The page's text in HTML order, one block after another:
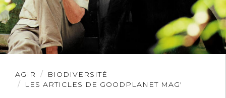
AGIR
BIODIVERSITÉ
LES ARTICLES DE GOODPLANET MAG'
Lire
l'article